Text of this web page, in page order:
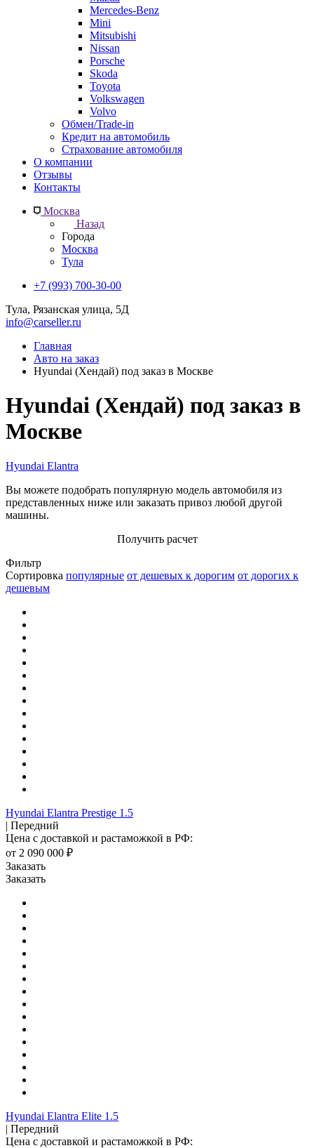
Mercedes-Benz
Mini
Mitsubishi
Nissan
Porsche
Skoda
Toyota
Volkswagen
Volvo
Обмен/Trade-in
Кредит на автомобиль
Страхование автомобиля
О компании
Отзывы
Контакты
Москва
Назад
Города
Москва
Тула
+7 (993) 700-30-00
Тула, Рязанская улица, 5Д
info@carseller.ru
Главная
Авто на заказ
Hyundai (Хендай) под заказ в Москве
Hyundai (Хендай) под заказ в
Москве
Hyundai Elantra
Вы можете подобрать популярную модель автомобиля из
представленных ниже или заказать привоз любой другой
машины.
Получить расчет
Фильтр
Сортировка популярные от дешевых к дорогим от дорогих к
дешевым
Hyundai Elantra Prestige 1.5
| Передний
Цена с доставкой и растаможкой в РФ:
от 2 090 000 ₽
Заказать
Заказать
Hyundai Elantra Elite 1.5
| Передний
Цена с доставкой и растаможкой в РФ: